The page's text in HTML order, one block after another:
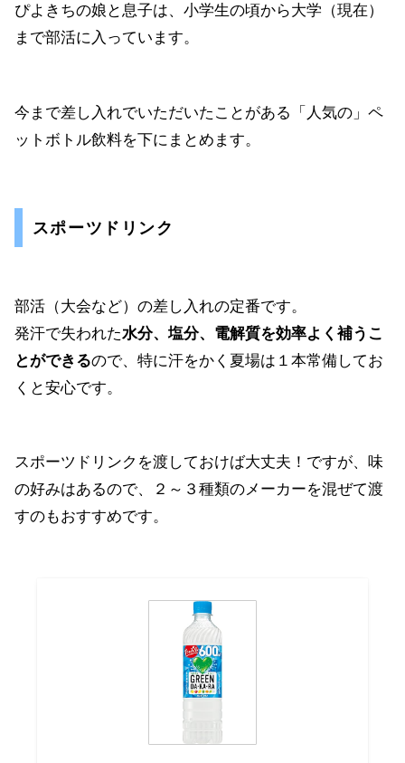
ぴよきちの娘と息子は、小学生の頃から大学（現在）
まで部活に入っています。
今まで差し入れでいただいたことがある「人気の」ペ
ットボトル飲料を下にまとめます。
スポーツドリンク
部活（大会など）の差し入れの定番です。
発汗で失われた水分、塩分、電解質を効率よく補うこ
とができるので、特に汗をかく夏場は１本常備してお
くと安心です。
スポーツドリンクを渡しておけば大丈夫！ですが、味
の好みはあるので、２～３種類のメーカーを混ぜて渡
すのもおすすめです。